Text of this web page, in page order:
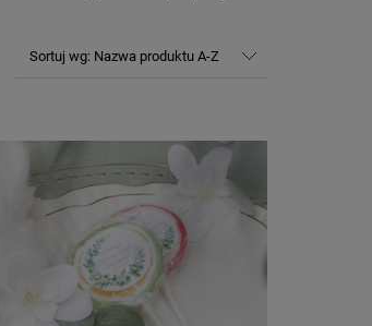
Sortuj wg: Nazwa produktu A-Z